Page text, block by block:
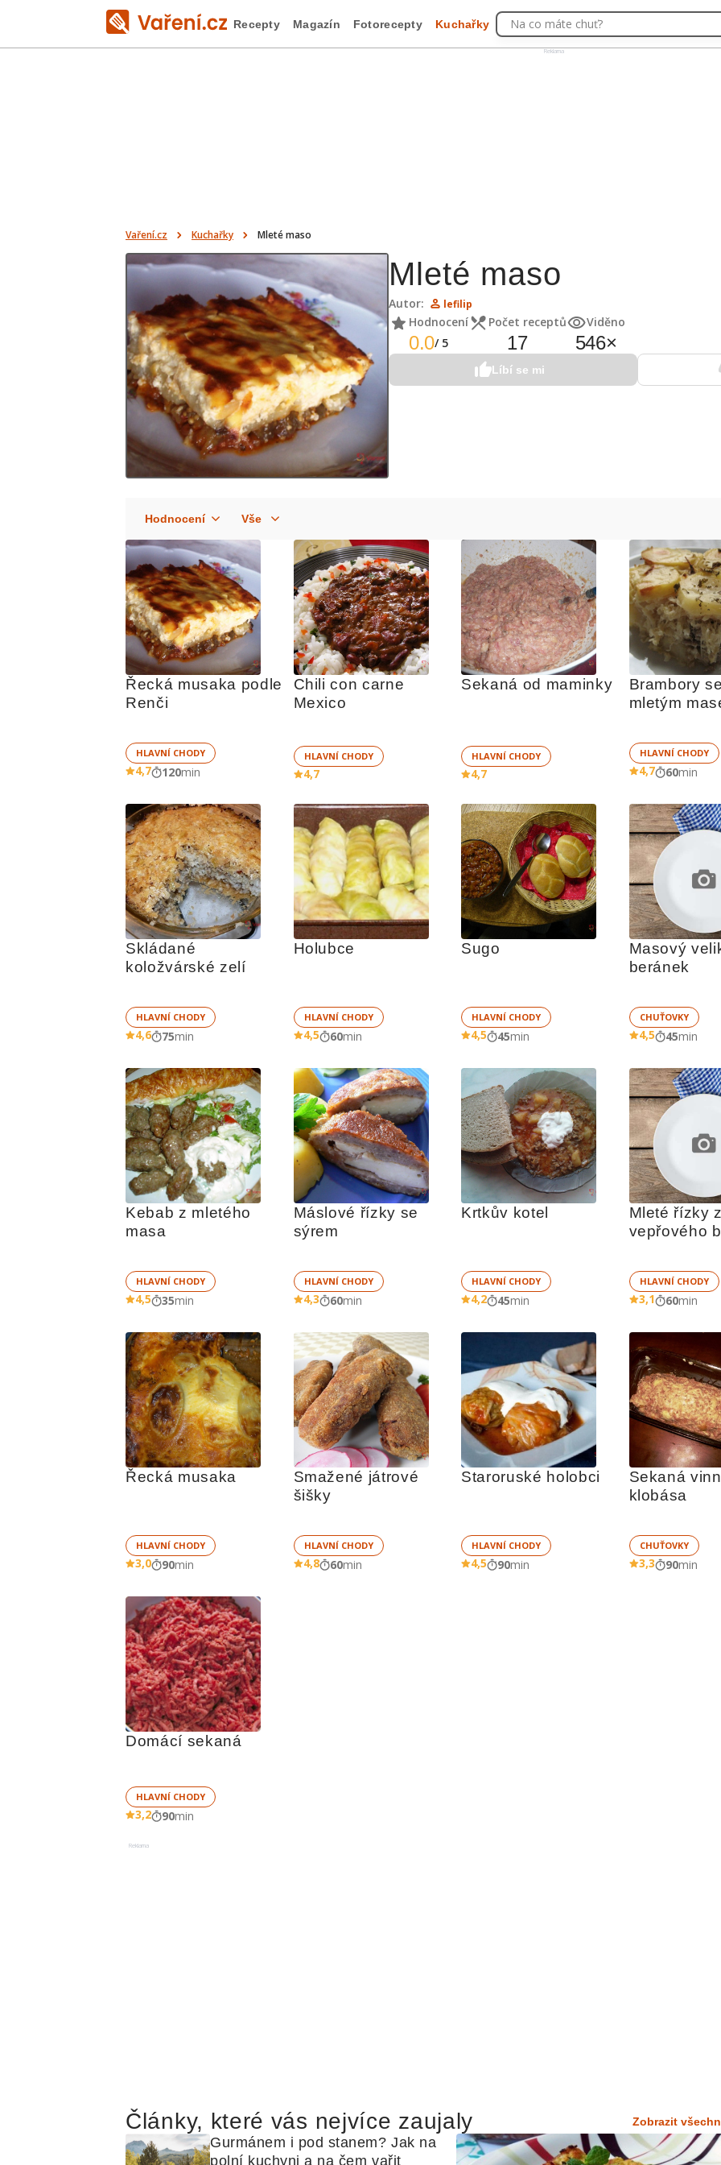
Reklama
Recepty Magazín Fotorecepty Kuchařky Na co máte chuť?
Vaření.cz Kuchařky Mleté maso
Mleté maso
Autor: lefilip
Hodnocení
0.0/ 5
Počet receptů
17
Viděno
546×
Líbí se mi
Řecká musaka podle
Renči
HLAVNÍ CHODY
4,7 120min
Chili con carne
Mexico
HLAVNÍ CHODY
4,7
Sekaná od maminky
HLAVNÍ CHODY
4,7
Brambory
mletým
HLAVNÍ CHODY
4,7 60min
Skládané
koložvárské zelí
HLAVNÍ CHODY
4,6 75min
Holubce
HLAVNÍ CHODY
4,5 60min
Sugo
HLAVNÍ CHODY
4,5 45min
Masový
beránek
CHUŤOVKY
4,5 45min
Kebab z mletého
masa
HLAVNÍ CHODY
4,5 35min
Máslové řízky se
sýrem
HLAVNÍ CHODY
4,3 60min
Krtkův kotel
HLAVNÍ CHODY
4,2 45min
Mleté řízky
vepřového
HLAVNÍ CHODY
3,1 60min
Řecká musaka
HLAVNÍ CHODY
3,0 90min
Smažené játrové
šišky
HLAVNÍ CHODY
4,8 60min
Staroruské holobci
HLAVNÍ CHODY
4,5 90min
Sekaná
klobása
CHUŤOVKY
3,3 90min
Domácí sekaná
HLAVNÍ CHODY
3,2 90min
Reklama
Články, které vás nejvíce zaujaly Zobrazit
Gurmánem i pod stanem? Jak na
polní kuchyni a na čem vařit